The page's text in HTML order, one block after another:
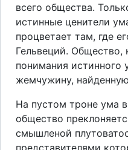
всего общества.
истинные ценители
процветает там, где
Гельвеций. Общество,
понимания истинного
жемчужину,
На пустом троне ума
общество
смышленой